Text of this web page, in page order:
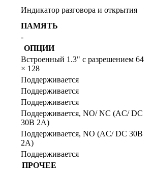
Индикатор разговора и открытия
ПАМЯТЬ
-
ОПЦИИ
Встроенный 1.3" с разрешением 64
× 128
Поддерживается
Поддерживается
Поддерживается
Поддерживается, NO/ NC (AC/ DC
30В 2А)
Поддерживается, NO (AC/ DC 30В
2А)
Поддерживается
ПРОЧЕЕ